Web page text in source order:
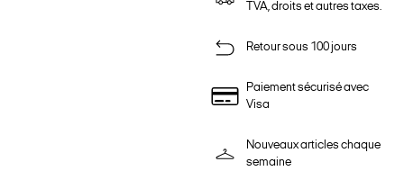
TVA, droits et autres taxes.
Retour sous 100 jours
Paiement sécurisé avec
Visa
Nouveaux articles chaque
semaine